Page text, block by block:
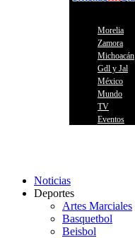
Morelia
Zamora
Michoacán
Gdl y Jal
México
Mundo
TV
Eventos
Noticias
Deportes
Artes Marciales
Basquetbol
Beisbol